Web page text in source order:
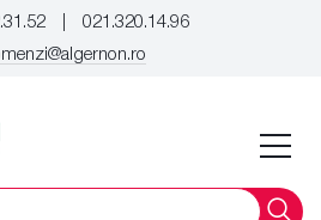
021.320.14.96